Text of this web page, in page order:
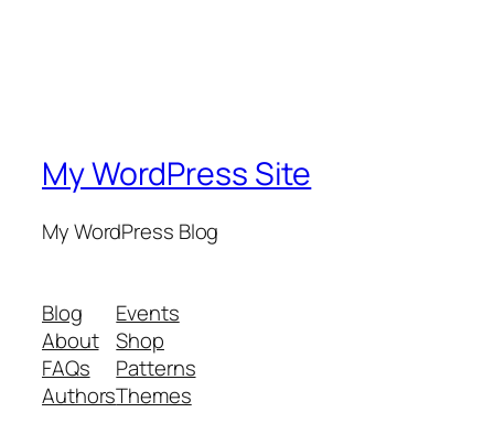
My WordPress Site
My WordPress Blog
Blog
About
FAQs
Authors
Events
Shop
Patterns
Themes